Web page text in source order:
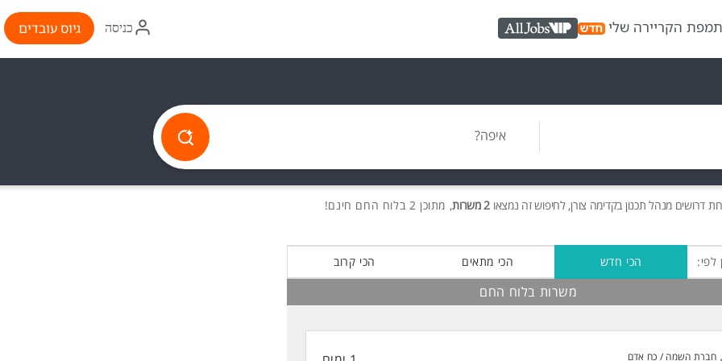
מפת הקריירה שלי AllJobs VIP
איקון
התחברות
כניסה גיוס עובדים
איפה?
דרושים מנהל תכנון בקדימה צורן, לחיפוש זה נמצאו 2 משרות , מתוכן 2 בלוח החם חינם!
לפי: הכי חדש הכי מתאים הכי קרוב
משרות בלוח החם
חברת השמה / כח אדם